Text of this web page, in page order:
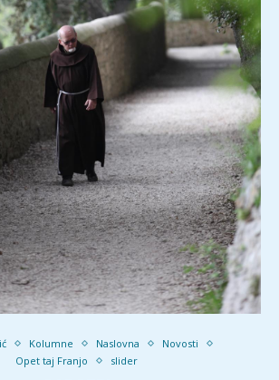
Kolumne Naslovna
Novosti
Opet taj Franjo
slider